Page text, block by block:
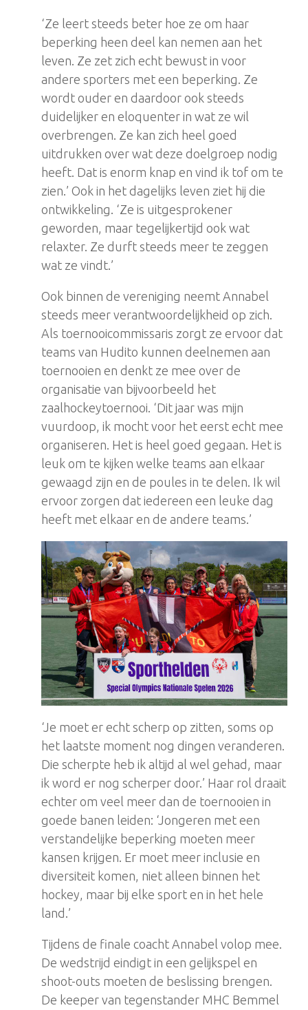
‘Ze leert steeds beter hoe ze om haar
beperking heen deel kan nemen aan het
leven. Ze zet zich echt bewust in voor
andere sporters met een beperking. Ze
wordt ouder en daardoor ook steeds
duidelijker en eloquenter in wat ze wil
overbrengen. Ze kan zich heel goed
uitdrukken over wat deze doelgroep nodig
heeft. Dat is enorm knap en vind ik tof om te
zien.’ Ook in het dagelijks leven ziet hij die
ontwikkeling. ‘Ze is uitgesprokener
geworden, maar tegelijkertijd ook wat
relaxter. Ze durft steeds meer te zeggen
wat ze vindt.’
Ook binnen de vereniging neemt Annabel
steeds meer verantwoordelijkheid op zich.
Als toernooicommissaris zorgt ze ervoor dat
teams van Hudito kunnen deelnemen aan
toernooien en denkt ze mee over de
organisatie van bijvoorbeeld het
zaalhockeytoernooi. ‘Dit jaar was mijn
vuurdoop, ik mocht voor het eerst echt mee
organiseren. Het is heel goed gegaan. Het is
leuk om te kijken welke teams aan elkaar
gewaagd zijn en de poules in te delen. Ik wil
ervoor zorgen dat iedereen een leuke dag
heeft met elkaar en de andere teams.’
‘Je moet er echt scherp op zitten, soms op
het laatste moment nog dingen veranderen.
Die scherpte heb ik altijd al wel gehad, maar
ik word er nog scherper door.’ Haar rol draait
echter om veel meer dan de toernooien in
goede banen leiden: ‘Jongeren met een
verstandelijke beperking moeten meer
kansen krijgen. Er moet meer inclusie en
diversiteit komen, niet alleen binnen het
hockey, maar bij elke sport en in het hele
land.’
Tijdens de finale coacht Annabel volop mee.
De wedstrijd eindigt in een gelijkspel en
shoot-outs moeten de beslissing brengen.
De keeper van tegenstander MHC Bemmel